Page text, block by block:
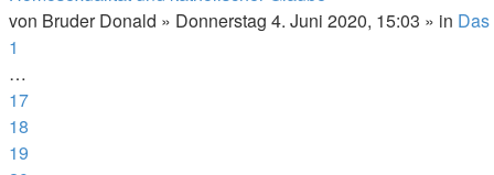
von Bruder Donald » Donnerstag 4. Juni 2020, 15:03 » in
1
…
17
18
19